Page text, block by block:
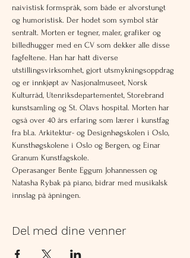
naivistisk formspråk, som både er alvorstungt
og humoristisk. Der hodet som symbol står
sentralt. Morten er tegner, maler, grafiker og
billedhugger med en CV som dekker alle disse
fagfeltene. Han har hatt diverse
utstillingsvirksomhet, gjort utsmykningsoppdrag
og er innkjøpt av Nasjonalmuseet, Norsk
Kulturråd, Utenriksdepartementet, Storebrand
kunstsamling og St. Olavs hospital. Morten har
også over 40 års erfaring som lærer i kunstfag
fra bl.a. Arkitektur- og Designhøgskolen i Oslo,
Kunsthøgskolene i Oslo og Bergen, og Einar
Granum Kunstfagskole.
Operasanger Bente Eggum Johannessen og
Natasha Rybak på piano, bidrar med musikalsk
innslag på åpningen.
Del med dine venner